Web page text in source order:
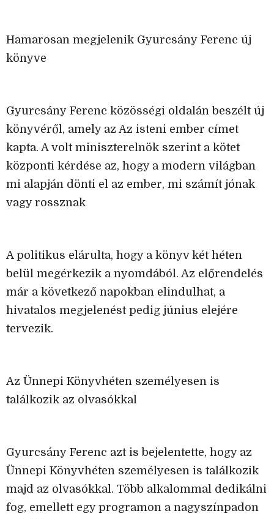
Hamarosan megjelenik Gyurcsány Ferenc új
könyve
Gyurcsány Ferenc közösségi oldalán beszélt új
könyvéről, amely az Az isteni ember címet
kapta. A volt miniszterelnök szerint a kötet
központi kérdése az, hogy a modern világban
mi alapján dönti el az ember, mi számít jónak
vagy rossznak
A politikus elárulta, hogy a könyv két héten
belül megérkezik a nyomdából. Az előrendelés
már a következő napokban elindulhat, a
hivatalos megjelenést pedig június elejére
tervezik.
Az Ünnepi Könyvhéten személyesen is
találkozik az olvasókkal
Gyurcsány Ferenc azt is bejelentette, hogy az
Ünnepi Könyvhéten személyesen is találkozik
majd az olvasókkal. Több alkalommal dedikálni
fog, emellett egy programon a nagyszínpadon